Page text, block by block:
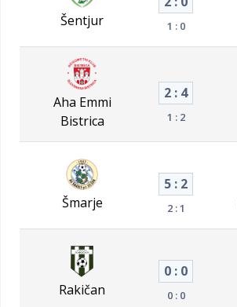
Šentjur 1 : 0
Aha Emmi
Bistrica
2 : 4
1 : 2
Šmarje
5 : 2
2 : 1
Rakičan
0 : 0
0 : 0